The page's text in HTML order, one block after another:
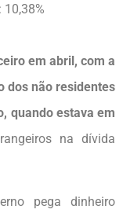
em abril, com a
dos não residentes
quando estava em
na dívida
pega dinheiro